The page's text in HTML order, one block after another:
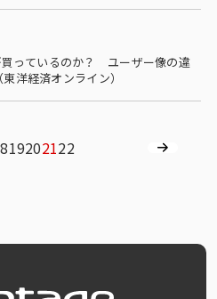
買っているのか？ ユーザー像の違
洋経済オンライン）
19202122